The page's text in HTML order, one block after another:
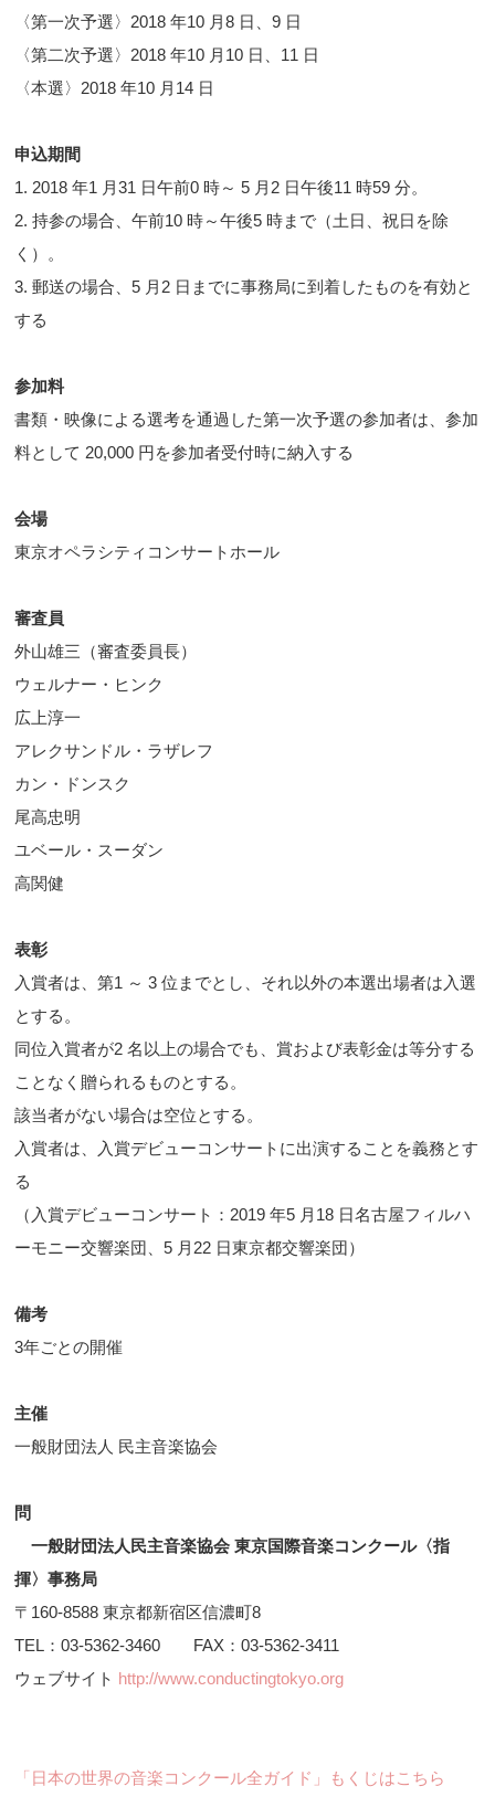
〈第一次予選〉2018 年10 月8 日、9 日
〈第二次予選〉2018 年10 月10 日、11 日
〈本選〉2018 年10 月14 日
申込期間
1. 2018 年1 月31 日午前0 時～ 5 月2 日午後11 時59 分。
2. 持参の場合、午前10 時～午後5 時まで（土日、祝日を除
く）。
3. 郵送の場合、5 月2 日までに事務局に到着したものを有効と
する
参加料
書類・映像による選考を通過した第一次予選の参加者は、参加
料として 20,000 円を参加者受付時に納入する
会場
東京オペラシティコンサートホール
審査員
外山雄三（審査委員長）
ウェルナー・ヒンク
広上淳一
アレクサンドル・ラザレフ
カン・ドンスク
尾高忠明
ユベール・スーダン
高関健
表彰
入賞者は、第1 ～ 3 位までとし、それ以外の本選出場者は入選
とする。
同位入賞者が2 名以上の場合でも、賞および表彰金は等分する
ことなく贈られるものとする。
該当者がない場合は空位とする。
入賞者は、入賞デビューコンサートに出演することを義務とす
る
（入賞デビューコンサート：2019 年5 月18 日名古屋フィルハ
ーモニー交響楽団、5 月22 日東京都交響楽団）
備考
3年ごとの開催
主催
一般財団法人 民主音楽協会
問
一般財団法人民主音楽協会 東京国際音楽コンクール〈指
揮〉事務局
〒160-8588 東京都新宿区信濃町8
TEL：03-5362-3460 FAX：03-5362-3411
ウェブサイト http://www.conductingtokyo.org
「日本の世界の音楽コンクール全ガイド」もくじはこちら